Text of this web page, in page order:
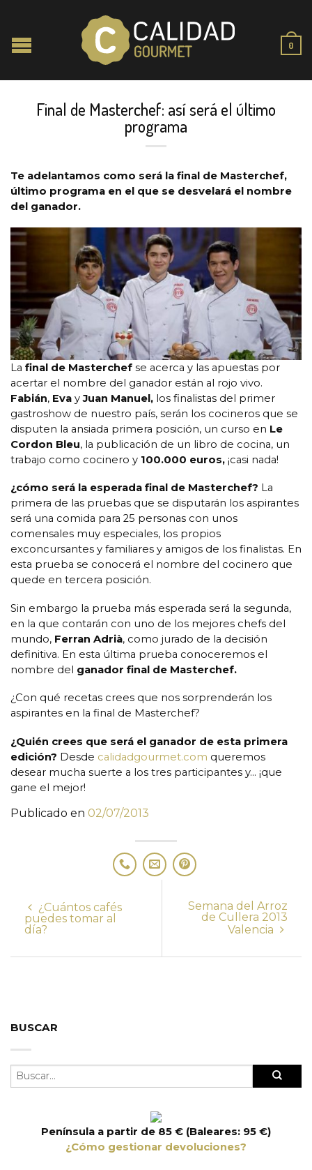
0
Final de Masterchef: así será el último
programa
Te adelantamos como será la final de Masterchef,
último programa en el que se desvelará el nombre
del ganador.
La final de Masterchef se acerca y las apuestas por
acertar el nombre del ganador están al rojo vivo.
Fabián, Eva yJuan Manuel, los finalistas del primer
gastroshow de nuestro país, serán los cocineros que se
disputen la ansiada primera posición, un curso en Le
Cordon Bleu, la publicación de un libro de cocina, un
trabajo como cocinero y 100.000 euros, ¡casi nada!
¿cómo será la esperada final de Masterchef? La
primera de las pruebas que se disputarán los aspirantes
será una comida para 25 personas con unos
comensales muy especiales, los propios
exconcursantes y familiares y amigos de los finalistas. En
esta prueba se conocerá el nombre del cocinero que
quede en tercera posición.
Sin embargo la prueba más esperada será la segunda,
en la que contarán con uno de los mejores chefs del
mundo, Ferran Adrià, como jurado de la decisión
definitiva. En esta última prueba conoceremos el
nombre del ganador final de Masterchef.
¿Con qué recetas crees que nos sorprenderán los
aspirantes en la final de Masterchef?
¿Quién crees que será el ganador de esta primera
edición? Desde calidadgourmet.com queremos
desear mucha suerte a los tres participantes y… ¡que
gane el mejor!
Publicado en 02/07/2013
¿Cuántos cafés
puedes tomar al
día?
Semana del Arroz
de Cullera 2013
Valencia
BUSCAR
Península a partir de 85 € (Baleares: 95 €)
¿Cómo gestionar devoluciones?